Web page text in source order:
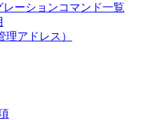
ーションコマンド一覧
理アドレス）